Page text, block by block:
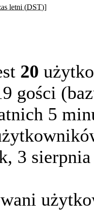
letni (DST)]
20
gości
5
3